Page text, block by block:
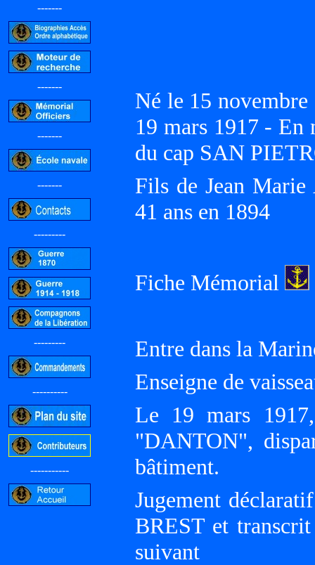
-------
-------
-------
-------
---------
---------
----------
-----------
Né le 15
19 mars 1917 -
du cap SAN
Fils de Jean
41 ans en 1894
Fiche Mémorial
Entre dans la
Enseigne de
Le 19 mars
"DANTON",
bâtiment.
Jugement
BREST et
suivant